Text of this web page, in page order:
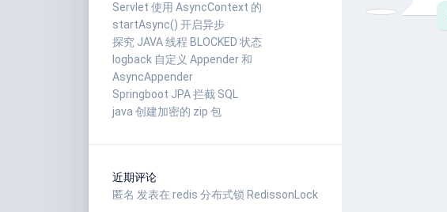
Servlet 使用 AsyncContext 的
startAsync() 开启异步
探究 JAVA 线程 BLOCKED 状态
logback 自定义 Appender 和
AsyncAppender
Springboot JPA 拦截 SQL
java 创建加密的 zip 包
近期评论
匿名 发表在 redis 分布式锁 RedissonLock